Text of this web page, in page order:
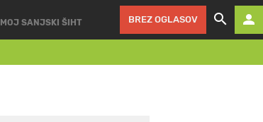
MOJ SANJSKI ŠIHT BREZ OGLASOV